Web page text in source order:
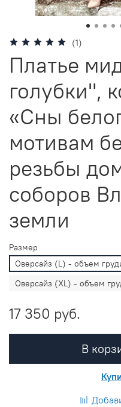
(1)
Платье
голубки",
«Сны
мотивам
резьбы
соборов
земли
Размер
Оверсайз (L) - объем
Оверсайз (XL) - объем
17 350 руб.
В